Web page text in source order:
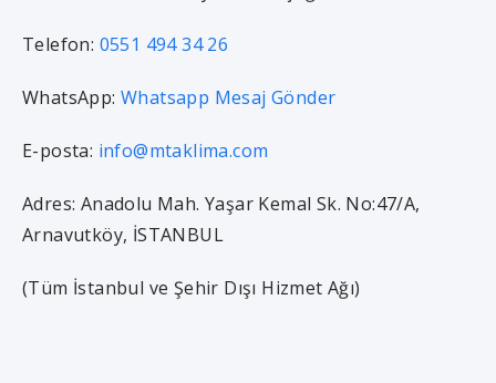
Telefon: 0551 494 34 26
WhatsApp:Whatsapp Mesaj Gönder
E-posta: info@mtaklima.com
Adres: Anadolu Mah. Yaşar Kemal Sk. No:47/A,
Arnavutköy, İSTANBUL
(Tüm İstanbul ve Şehir Dışı Hizmet Ağı)